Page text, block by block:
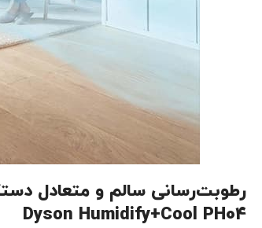
رطوبت‌رسانی سالم و متعادل
Dyson Humidify+Cool PH04